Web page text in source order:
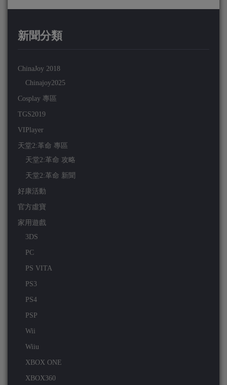
新聞分類
ChinaJoy 2018
Chinajoy2025
Cosplay 專區
TGS2019
VIPlayer
天堂2:革命 專區
天堂2:革命 攻略
天堂2:革命 新聞
好康活動
官方虛寶
家用遊戲
3DS
PC
PS VITA
PS3
PS4
PSP
Wii
Wiiu
XBOX ONE
XBOX360